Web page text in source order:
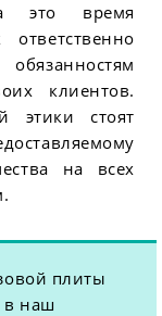
это время
клиентов.
этики стоят
на всех
плиты
в наш